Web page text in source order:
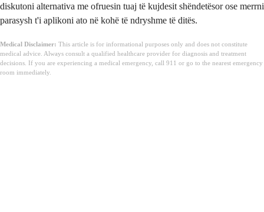
diskutoni alternativa me ofruesin tuaj të kujdesit shëndetësor ose merrni
parasysh t'i aplikoni ato në kohë të ndryshme të ditës.
Medical Disclaimer: This article is for informational purposes only and does not constitute
medical advice. Always consult a qualified healthcare provider for diagnosis and treatment
decisions. If you are experiencing a medical emergency, call 911 or go to the nearest emergency
room immediately.